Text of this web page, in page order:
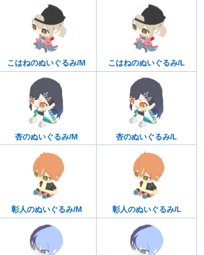
こはねのぬいぐるみ/M こはねのぬいぐるみ/L
杏のぬいぐるみ/M 杏のぬいぐるみ/L
彰人のぬいぐるみ/M 彰人のぬいぐるみ/L